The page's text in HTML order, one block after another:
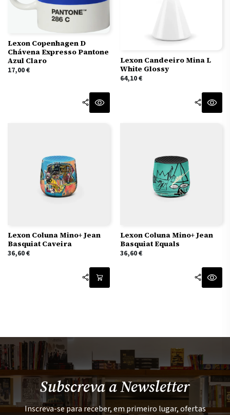
Lexon Copenhagen D
Chávena Expresso Pantone
Azul Claro
17,00€
Lexon Candeeiro Mina L
White Glossy
64,10€
Lexon Coluna Mino+ Jean
Basquiat Caveira
36,60€
Lexon Coluna Mino+ Jean
Basquiat Equals
36,60€
Subscreva a Newsletter
Inscreva-se para receber, em primeiro lugar, ofertas